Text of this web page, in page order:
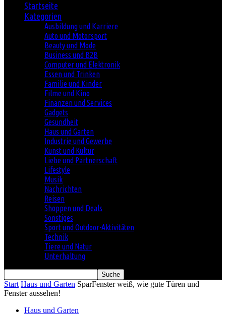
Startseite
Kategorien
Ausbildung und Karriere
Auto und Motorsport
Beauty und Mode
Business und B2B
Computer und Elektronik
Essen und Trinken
Familie und Kinder
Filme und Kino
Finanzen und Services
Gadgets
Gesundheit
Haus und Garten
Industrie und Gewerbe
Kunst und Kultur
Liebe und Partnerschaft
Lifestyle
Musik
Nachrichten
Reisen
Shoppen und Deals
Sonstiges
Sport und Outdoor-Aktivitäten
Technik
Tiere und Natur
Unterhaltung
Start Haus und Garten SparFenster weiß, wie gute Türen und
Fenster aussehen!
Haus und Garten